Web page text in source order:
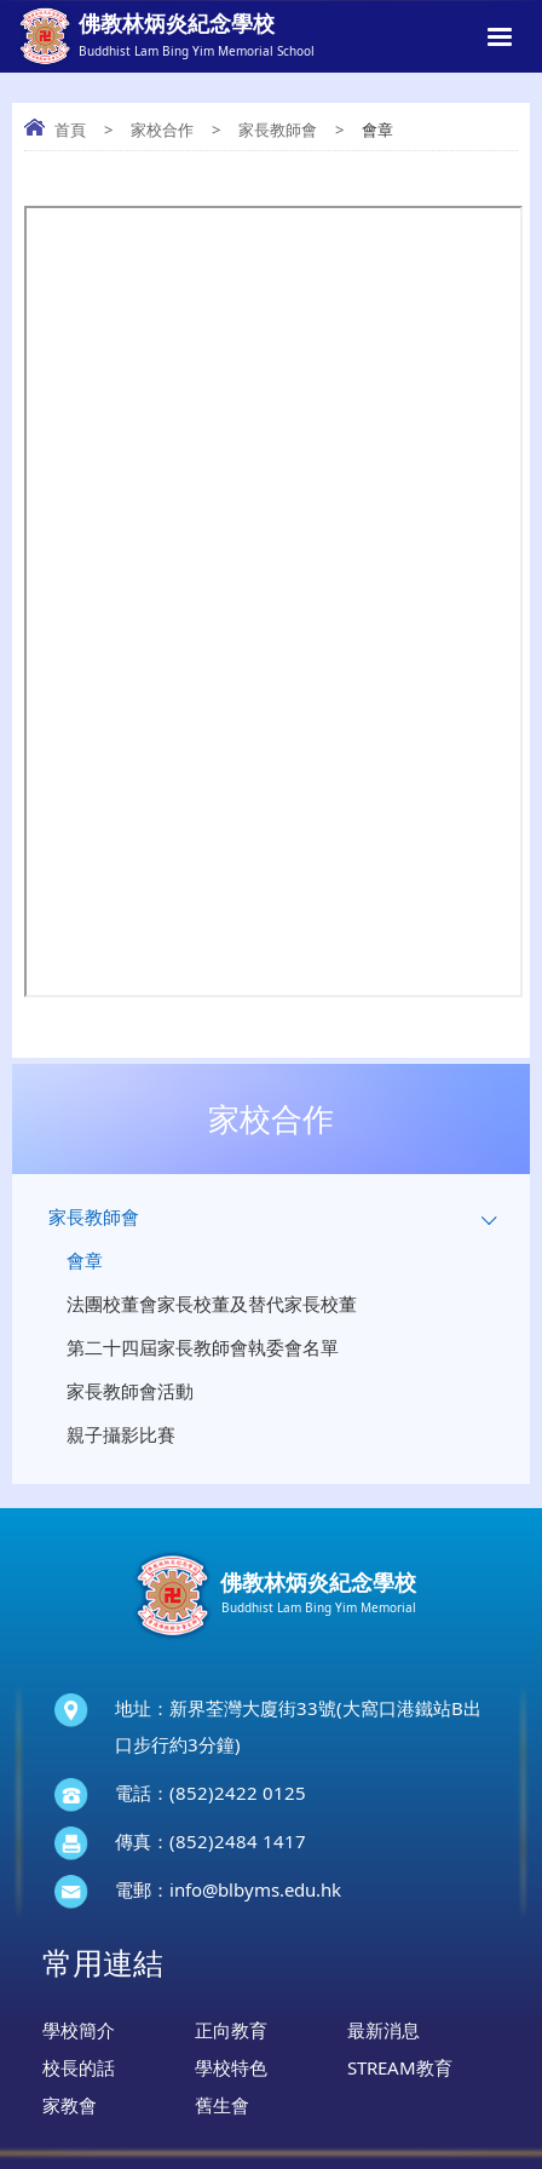
佛教林炳炎紀念學校
Buddhist Lam Bing Yim Memorial School
會章
首頁 > 家校合作 > 家長教師會 > 會章
家校合作
家長教師會
會章
法團校董會家長校董及替代家長校董
第二十四屆家長教師會執委會名單
家長教師會活動
親子攝影比賽
佛教林炳炎紀念學校
Buddhist Lam Bing Yim Memorial
地址：新界荃灣大廈街33號(大窩口港鐵站B出
口步行約3分鐘)
電話：(852)2422 0125
傳真：(852)2484 1417
電郵： info@blbyms.edu.hk
常用連結
學校簡介 正向教育
最新消息
校長的話
學校特色
STREAM教育
家教會
舊生會